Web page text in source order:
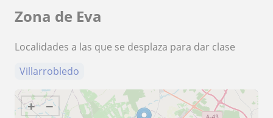
Zona de Eva
Localidades a las que se desplaza para dar clase
Villarrobledo
+ −